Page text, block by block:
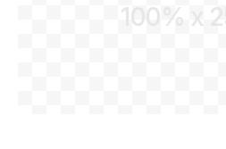
100% x